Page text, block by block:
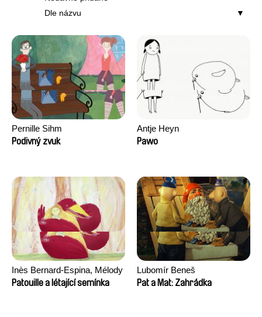
Dle názvu
Pernille Sihm
Podivný zvuk
Antje Heyn
Pawo
Inès Bernard-Espina, Mélody
Boulissière, Clémentine
Patouille a létající semínka
Lubomír Beneš
Pat a Mat: Zahrádka